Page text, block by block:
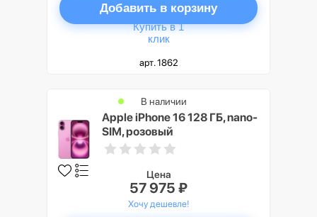
Добавить в корзину
Купить в 1
клик
арт. 1862
Apple iPhone 16 128 ГБ, nano-
SIM, розовый
В наличии
Цена
57 975 ₽
Хочу дешевле!